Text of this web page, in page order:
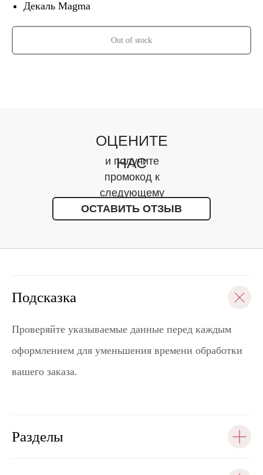
Декаль Magma
Out of stock
ОЦЕНИТЕ
НАС
и получите
промокод к
следующему
заказу
ОСТАВИТЬ ОТЗЫВ
Подсказка
Проверяйте указываемые данные перед каждым
оформлением для уменьшения времени обработки
вашего заказа.
Разделы